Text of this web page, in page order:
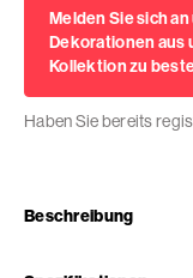
Melden Sie sich
Dekorationen aus
Kollektion zu
Haben Sie bereits
Beschreibung